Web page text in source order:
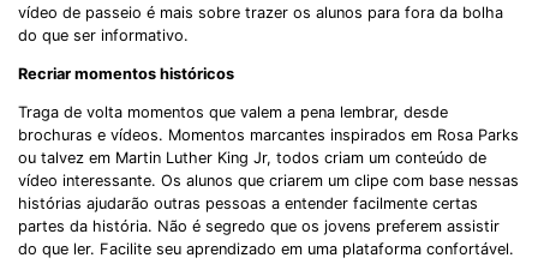
vídeo de passeio é mais sobre trazer os alunos para fora da bolha
do que ser informativo.
Recriar momentos históricos
Traga de volta momentos que valem a pena lembrar, desde
brochuras e vídeos. Momentos marcantes inspirados em Rosa Parks
ou talvez em Martin Luther King Jr, todos criam um conteúdo de
vídeo interessante. Os alunos que criarem um clipe com base nessas
histórias ajudarão outras pessoas a entender facilmente certas
partes da história. Não é segredo que os jovens preferem assistir
do que ler. Facilite seu aprendizado em uma plataforma confortável.